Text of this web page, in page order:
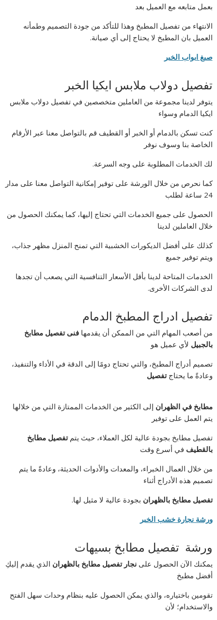
بعمل متابعه مع العميل بعد
الانتهاء من تفصيل المطبخ وهذا للتأكد من جودة التصميم وطمأنه
العميل بان المطبخ لا يحتاج إلى أي صيانة.
صبغ ابواب الخبر
تفصيل دولاب ملابس ايكيا الخبر
يتوفر لدينا مجموعة من العاملين متخصصين في تفصيل دولاب ملابس
ايكيا الدمام وسواء
كنت تسكن بالدمام أو الخبر أو القطيف قم بالتواصل معنا عبر الأرقام
الخاصة بنا وسوف نوفر
لك الخدمات المطلوبة على وجه السرعة.
كما نحرص من خلال الورشة على توفير إمكانية التواصل معنا على مدار
24 ساعة لطلب
الحصول على جميع الخدمات التي تحتاج إليها، كما يمكنك الحصول من
خلال العاملين لدينا
كذلك على أفضل الديكورات الخشبية التي تمنح المنزل مظهر جذاب،
ويتم توفير جميع
الخدمات المتاحة لدينا بأقل الأسعار التنافسية التي يصعب أن تجدها
لدى الشركات الأخرى.
تفصيل ادراج المطبخ الدمام
من أصعب المهام التي من الممكن أن يقدمهافنى تفصيل مطابخ
بالجبيل لأي عميل هو
تصميم أدراج المطبخ، والتي تحتاج دومًا إلى الدقة في الأداء والتنفيذ،
وعادةً ما يحتاجتفصيل
مطابخ في الظهران إلى الكثير من الخدمات الممتازة التي من خلالها
يتم العمل على توفير
تفصيل مطابخ بجودة عالية لكل العملاء، حيث يتمتفصيل مطابخ
بالقطيف في أسرع وقت
من خلال العمال الخبراء، والمعدات والأدوات الحديثة، وعادةً ما يتم
تصميم هذه الأدراج أثناء
تفصيل مطابخ بالظهران بجودة عالية لا مثيل لها.
ورشة نجارة خشب الخبر
ورشة تفصيل مطابخ بسيهات
يمكنك الآن الحصول علىنجار تفصيل مطابخ بالظهران الذي يقدم إليكِ
أفضل مطبخ
تقومين باختياره، والذي يمكن الحصول عليه بنظام وحدات سهل الفتح
والاستخدام؛ لأن